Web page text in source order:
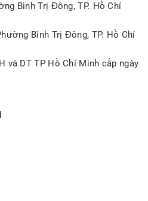
Bình Trị Đông, TP. Hồ Chí
Bình Trị Đông, TP. Hồ Chí
và DT TP Hồ Chí Minh cấp ngày